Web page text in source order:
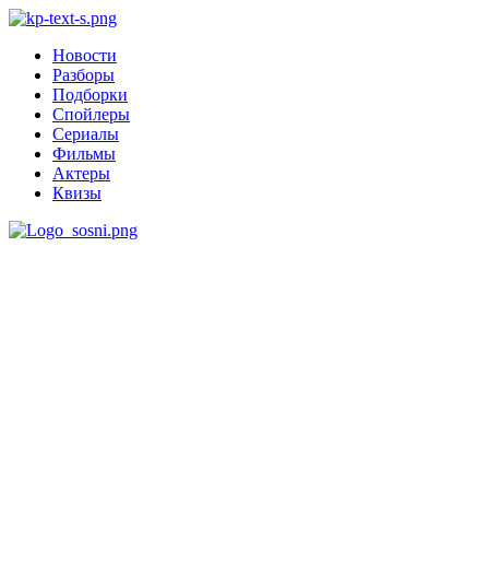
Новости
Разборы
Подборки
Спойлеры
Сериалы
Фильмы
Актеры
Квизы